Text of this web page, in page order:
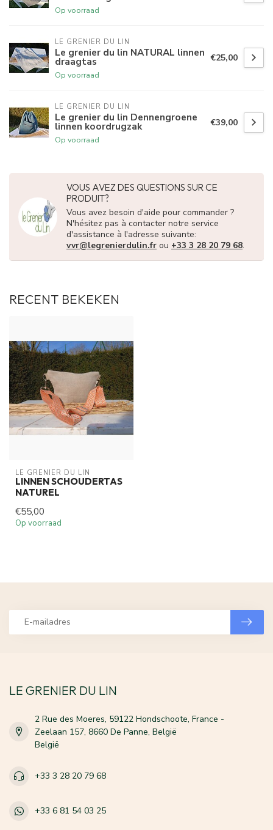
Op voorraad
LE GRENIER DU LIN
Le grenier du lin NATURAL linnen
draagtas
Op voorraad
€25,00
LE GRENIER DU LIN
Le grenier du lin Dennengroene
linnen koordrugzak
Op voorraad
€39,00
VOUS AVEZ DES QUESTIONS SUR CE
PRODUIT?
Vous avez besoin d'aide pour commander ?
N'hésitez pas à contacter notre service
d'assistance à l'adresse suivante:
vvr@legrenierdulin.fr ou +33 3 28 20 79 68.
RECENT BEKEKEN
LE GRENIER DU LIN
LINNEN SCHOUDERTAS
NATUREL
€55,00
Op voorraad
LE GRENIER DU LIN
2 Rue des Moeres, 59122 Hondschoote, France -
Zeelaan 157, 8660 De Panne, België
België
+33 3 28 20 79 68
+33 6 81 54 03 25